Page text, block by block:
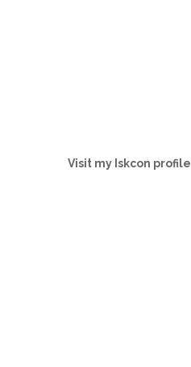
Visit my Iskcon profile